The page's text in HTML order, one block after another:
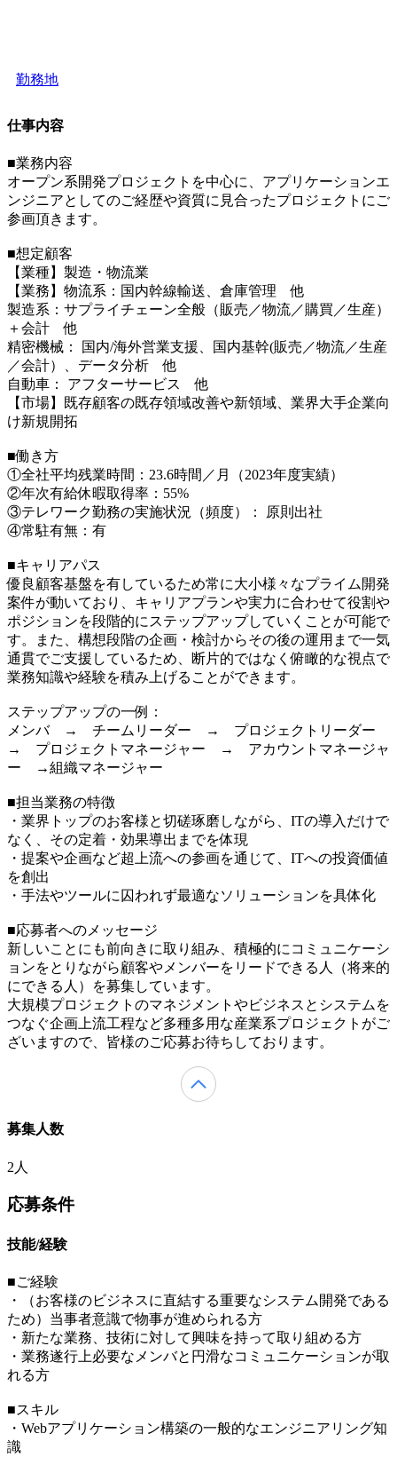
勤務地
仕事内容
■業務内容
オープン系開発プロジェクトを中心に、アプリケーションエ
ンジニアとしてのご経歴や資質に見合ったプロジェクトにご
参画頂きます。
■想定顧客
【業種】製造・物流業
【業務】物流系：国内幹線輸送、倉庫管理 他
製造系：サプライチェーン全般（販売／物流／購買／生産）
＋会計 他
精密機械： 国内/海外営業支援、国内基幹(販売／物流／生産
／会計）、データ分析 他
自動車： アフターサービス 他
【市場】既存顧客の既存領域改善や新領域、業界大手企業向
け新規開拓
■働き方
①全社平均残業時間：23.6時間／月（2023年度実績）
②年次有給休暇取得率：55%
③テレワーク勤務の実施状況（頻度）： 原則出社
④常駐有無：有
■キャリアパス
優良顧客基盤を有しているため常に大小様々なプライム開発
案件が動いており、キャリアプランや実力に合わせて役割や
ポジションを段階的にステップアップしていくことが可能で
す。また、構想段階の企画・検討からその後の運用まで一気
通貫でご支援しているため、断片的ではなく俯瞰的な視点で
業務知識や経験を積み上げることができます。
ステップアップの一例：
メンバ → チームリーダー → プロジェクトリーダー
→ プロジェクトマネージャー → アカウントマネージャ
ー →組織マネージャー
■担当業務の特徴
・業界トップのお客様と切磋琢磨しながら、ITの導入だけで
なく、その定着・効果導出までを体現
・提案や企画など超上流への参画を通じて、ITへの投資価値
を創出
・手法やツールに囚われず最適なソリューションを具体化
■応募者へのメッセージ
新しいことにも前向きに取り組み、積極的にコミュニケーシ
ョンをとりながら顧客やメンバーをリードできる人（将来的
にできる人）を募集しています。
大規模プロジェクトのマネジメントやビジネスとシステムを
つなぐ企画上流工程など多種多用な産業系プロジェクトがご
ざいますので、皆様のご応募お待ちしております。
募集人数
2人
応募条件
技能/経験
■ご経験
・（お客様のビジネスに直結する重要なシステム開発である
ため）当事者意識で物事が進められる方
・新たな業務、技術に対して興味を持って取り組める方
・業務遂行上必要なメンバと円滑なコミュニケーションが取
れる方
■スキル
・Webアプリケーション構築の一般的なエンジニアリング知
識